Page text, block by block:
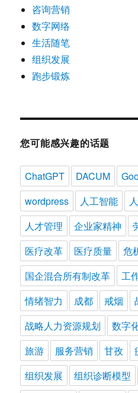
咨询营销
数字网络
生活随笔
组织发展
跑步锻炼
您可能感兴趣的话题
ChatGPT DACUM
wordpress
人工智能
人才管理
企业家精神
医疗改革
医疗质量 危
国企混合所有制改革
工
情绪智力
成都 戒烟
战略人力资源规划
数字
旅游
服务营销 甘孜
组织发展
组织诊断模型